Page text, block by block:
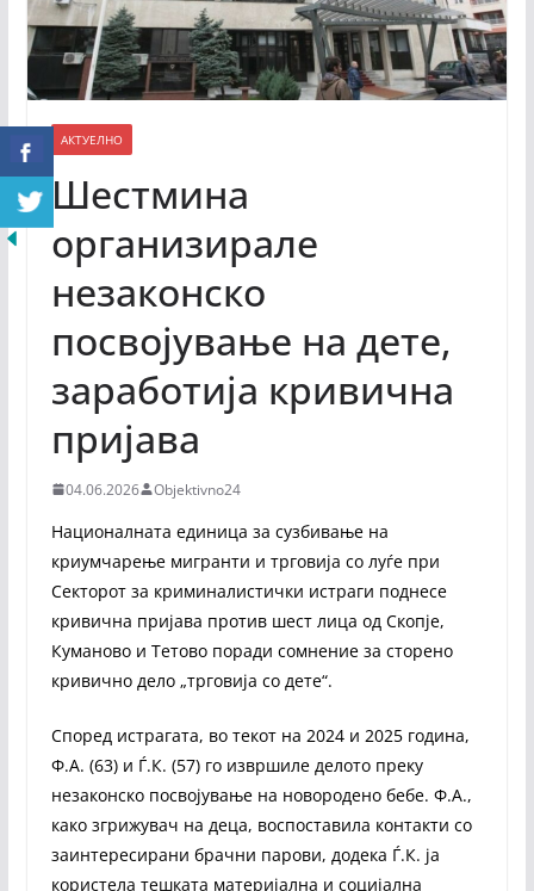
АКТУЕЛНО
Шестмина
организирале
незаконско
посвојување на дете,
заработија кривична
пријава
04.06.2026 Objektivno24
Националната единица за сузбивање на
криумчарење мигранти и трговија со луѓе при
Секторот за криминалистички истраги поднесе
кривична пријава против шест лица од Скопје,
Куманово и Тетово поради сомнение за сторено
кривично дело „трговија со дете“.
Според истрагата, во текот на 2024 и 2025 година,
Ф.А. (63) и Ѓ.К. (57) го извршиле делото преку
незаконско посвојување на новородено бебе. Ф.А.,
како згрижувач на деца, воспоставила контакти со
заинтересирани брачни парови, додека Ѓ.К. ја
користела тешката материјална и социјална